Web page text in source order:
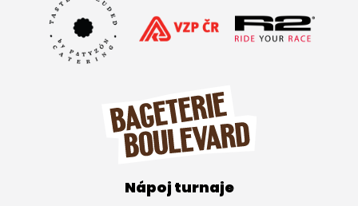
Nápoj turnaje